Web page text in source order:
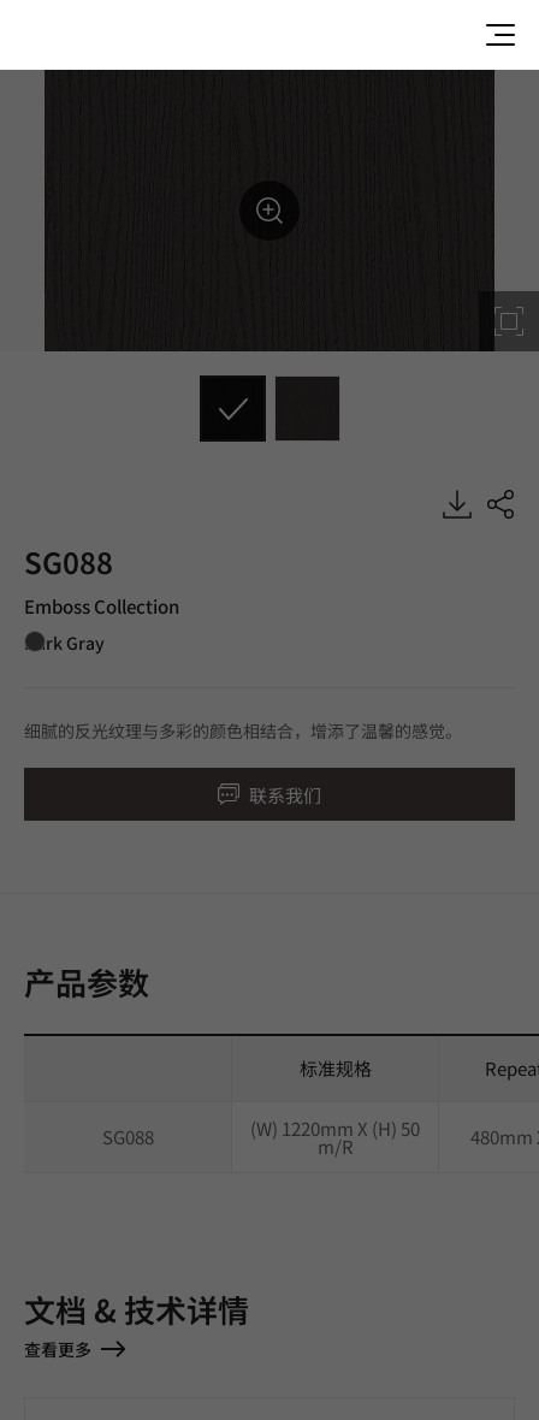
SG088
Emboss Collection
Dark Gray
细腻的反光纹理与多彩的颜色相结合，增添了温馨的感觉。
联系我们
产品参数
标准规格
SG088 (W) 1220mm X (H) 50
m/R 480mm
文档 & 技术详情
查看更多